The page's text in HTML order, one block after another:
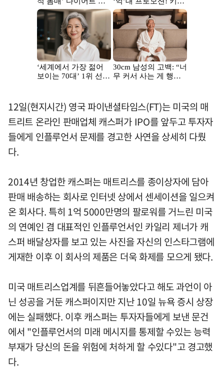
12일(현지시간) 영국 파이낸셜타임스(FT)는 미국의 매
트리트 온라인 판매업체 캐스퍼가 IPO를 앞두고 투자자
들에게 인플루언서 문제를 경고한 사연을 상세히 다뤘
다.
2014년 창업한 캐스퍼는 매트리스를 종이상자에 담아
판매 배송하는 회사로 인터넷 상에서 센세이션을 일으켜
온 회사다. 특히 1억 5000만명의 팔로워를 거느린 미국
의 연예인 겸 대표적인 인플루언서인 카일리 제너가 캐
스퍼 배달상자를 보고 있는 사진을 자신의 인스타그램에
게재한 이후 이 회사의 제품은 더욱 화제를 모으게 됐다.
미국 매트리스업계를 뒤흔들어놓았다고 해도 과언이 아
닌 성공을 거둔 캐스퍼이지만 지난 10일 뉴욕 증시 상장
에는 실패했다. 이후 캐스퍼는 투자자들에게 보낸 문건
에서 "인플루언서의 미래 메시지를 통제할 수있는 능력
부재가 당신의 돈을 위험에 처하게 할 수있다"고 경고했
다.